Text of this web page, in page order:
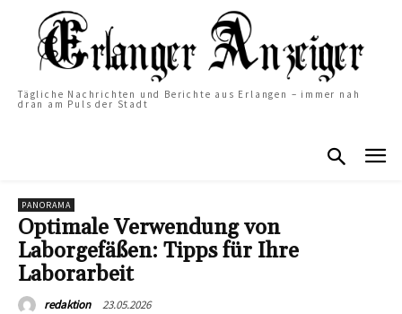
Tägliche Nachrichten und Berichte aus Erlangen – immer nah
dran am Puls der Stadt
PANORAMA
Optimale Verwendung von
Laborgefäßen: Tipps für Ihre
Laborarbeit
redaktion 23.05.2026